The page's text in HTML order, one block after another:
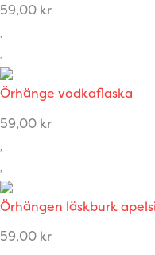
59,00 kr
Örhänge vodkaflaska
59,00 kr
Örhängen läskburk
59,00 kr